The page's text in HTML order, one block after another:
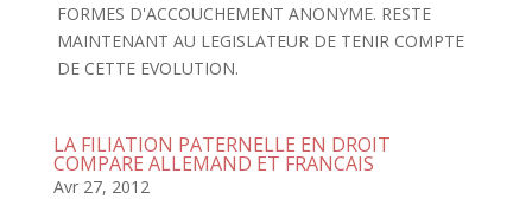
FORMES D'ACCOUCHEMENT ANONYME. RESTE
MAINTENANT AU LEGISLATEUR DE TENIR COMPTE
DE CETTE EVOLUTION.
LA FILIATION PATERNELLE EN DROIT
COMPARE ALLEMAND ET FRANCAIS
Avr 27, 2012